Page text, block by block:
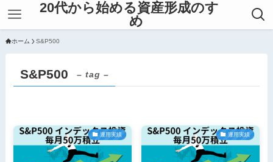
20代から始める資産形成のすゝ
め
ホーム S&P500
S&P500 – tag –
運用実績 運用実績